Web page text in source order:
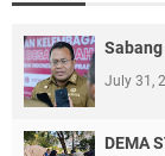
July 31,
DEMA